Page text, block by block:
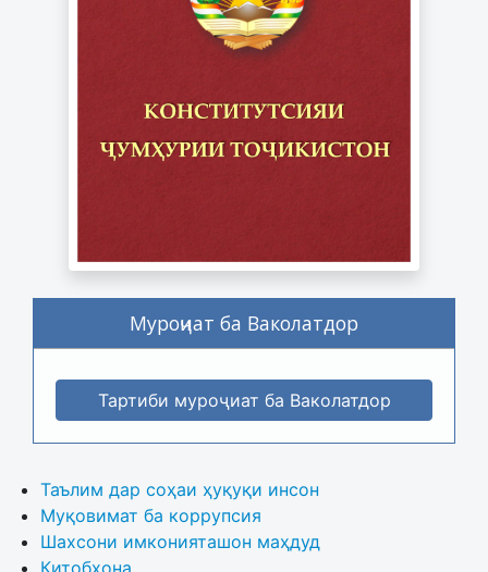
Муроҷиат ба Ваколатдор
Тартиби муроҷиат ба Ваколатдор
Таълим дар соҳаи ҳуқуқи инсон
Муқовимат ба коррупсия
Шахсони имконияташон маҳдуд